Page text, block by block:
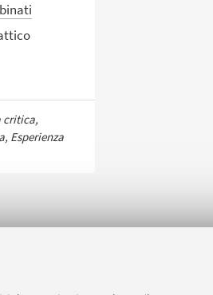
critica,
Esperienza